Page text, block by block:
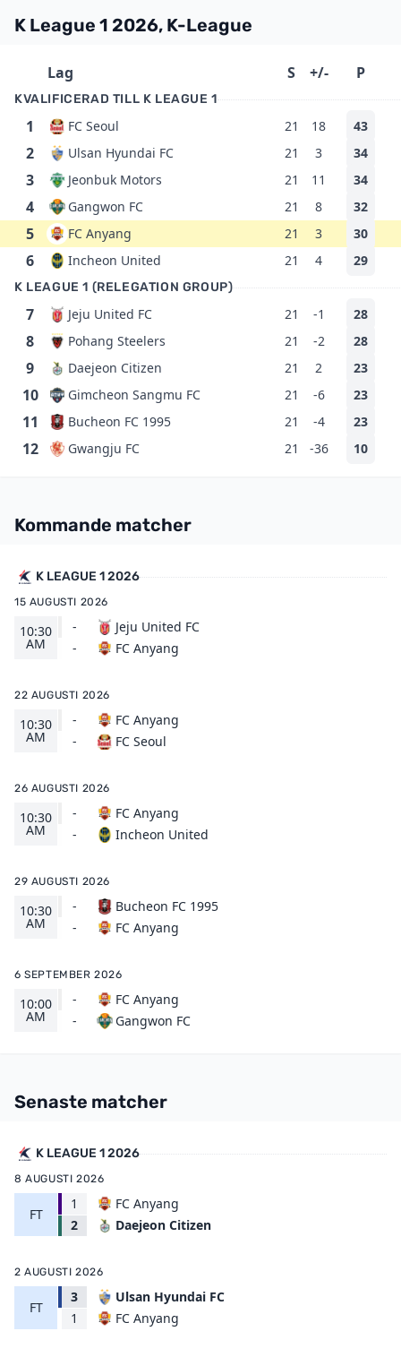
K League 1 2026, K-League
Lag S +/- P
KVALIFICERAD TILL K LEAGUE 1
1 FC Seoul 21 18 43
2 Ulsan Hyundai FC 21 3 34
3 Jeonbuk Motors 21 11 34
4 Gangwon FC 21 8 32
5 FC Anyang 21 3 30
6 Incheon United 21 4 29
K LEAGUE 1 (RELEGATION GROUP)
7 Jeju United FC 21 -1 28
8 Pohang Steelers 21 -2 28
9 Daejeon Citizen 21 2 23
10 Gimcheon Sangmu FC 21 -6 23
11 Bucheon FC 1995 21 -4 23
12 Gwangju FC 21 -36 10
Kommande matcher
K LEAGUE 1 2026
15 AUGUSTI 2026
10:30
AM
-
-
Jeju United FC
FC Anyang
22 AUGUSTI 2026
10:30
AM
-
-
FC Anyang
FC Seoul
26 AUGUSTI 2026
10:30
AM
-
-
FC Anyang
Incheon United
29 AUGUSTI 2026
10:30
AM
-
-
Bucheon FC 1995
FC Anyang
6 SEPTEMBER 2026
10:00
AM
-
-
FC Anyang
Gangwon FC
Senaste matcher
K LEAGUE 1 2026
8 AUGUSTI 2026
FT
1
2
FC Anyang
Daejeon Citizen
2 AUGUSTI 2026
FT
3
1
Ulsan Hyundai FC
FC Anyang